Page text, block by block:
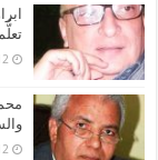
12
12